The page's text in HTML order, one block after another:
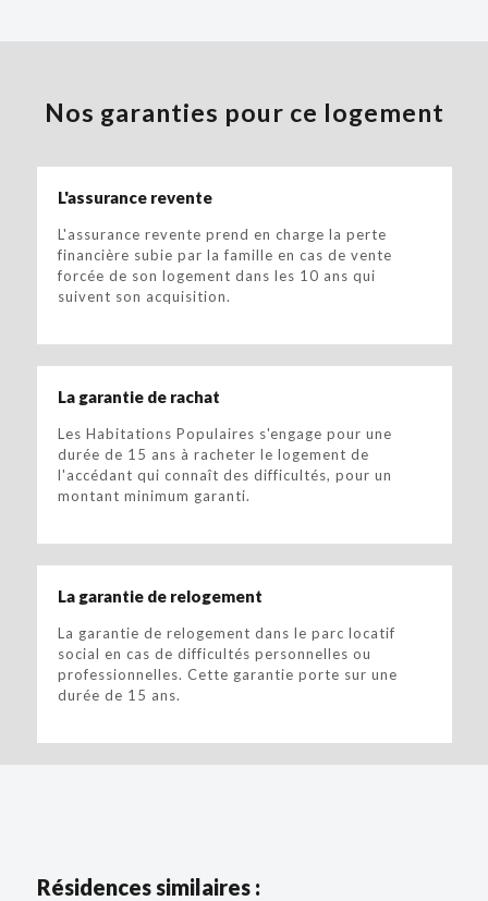
Nos garanties pour ce logement
L'assurance revente
L'assurance revente prend en charge la perte
financière subie par la famille en cas de vente
forcée de son logement dans les 10 ans qui
suivent son acquisition.
La garantie de rachat
Les Habitations Populaires s'engage pour une
durée de 15 ans à racheter le logement de
l'accédant qui connaît des difficultés, pour un
montant minimum garanti.
La garantie de relogement
La garantie de relogement dans le parc locatif
social en cas de difficultés personnelles ou
professionnelles. Cette garantie porte sur une
durée de 15 ans.
Résidences similaires :